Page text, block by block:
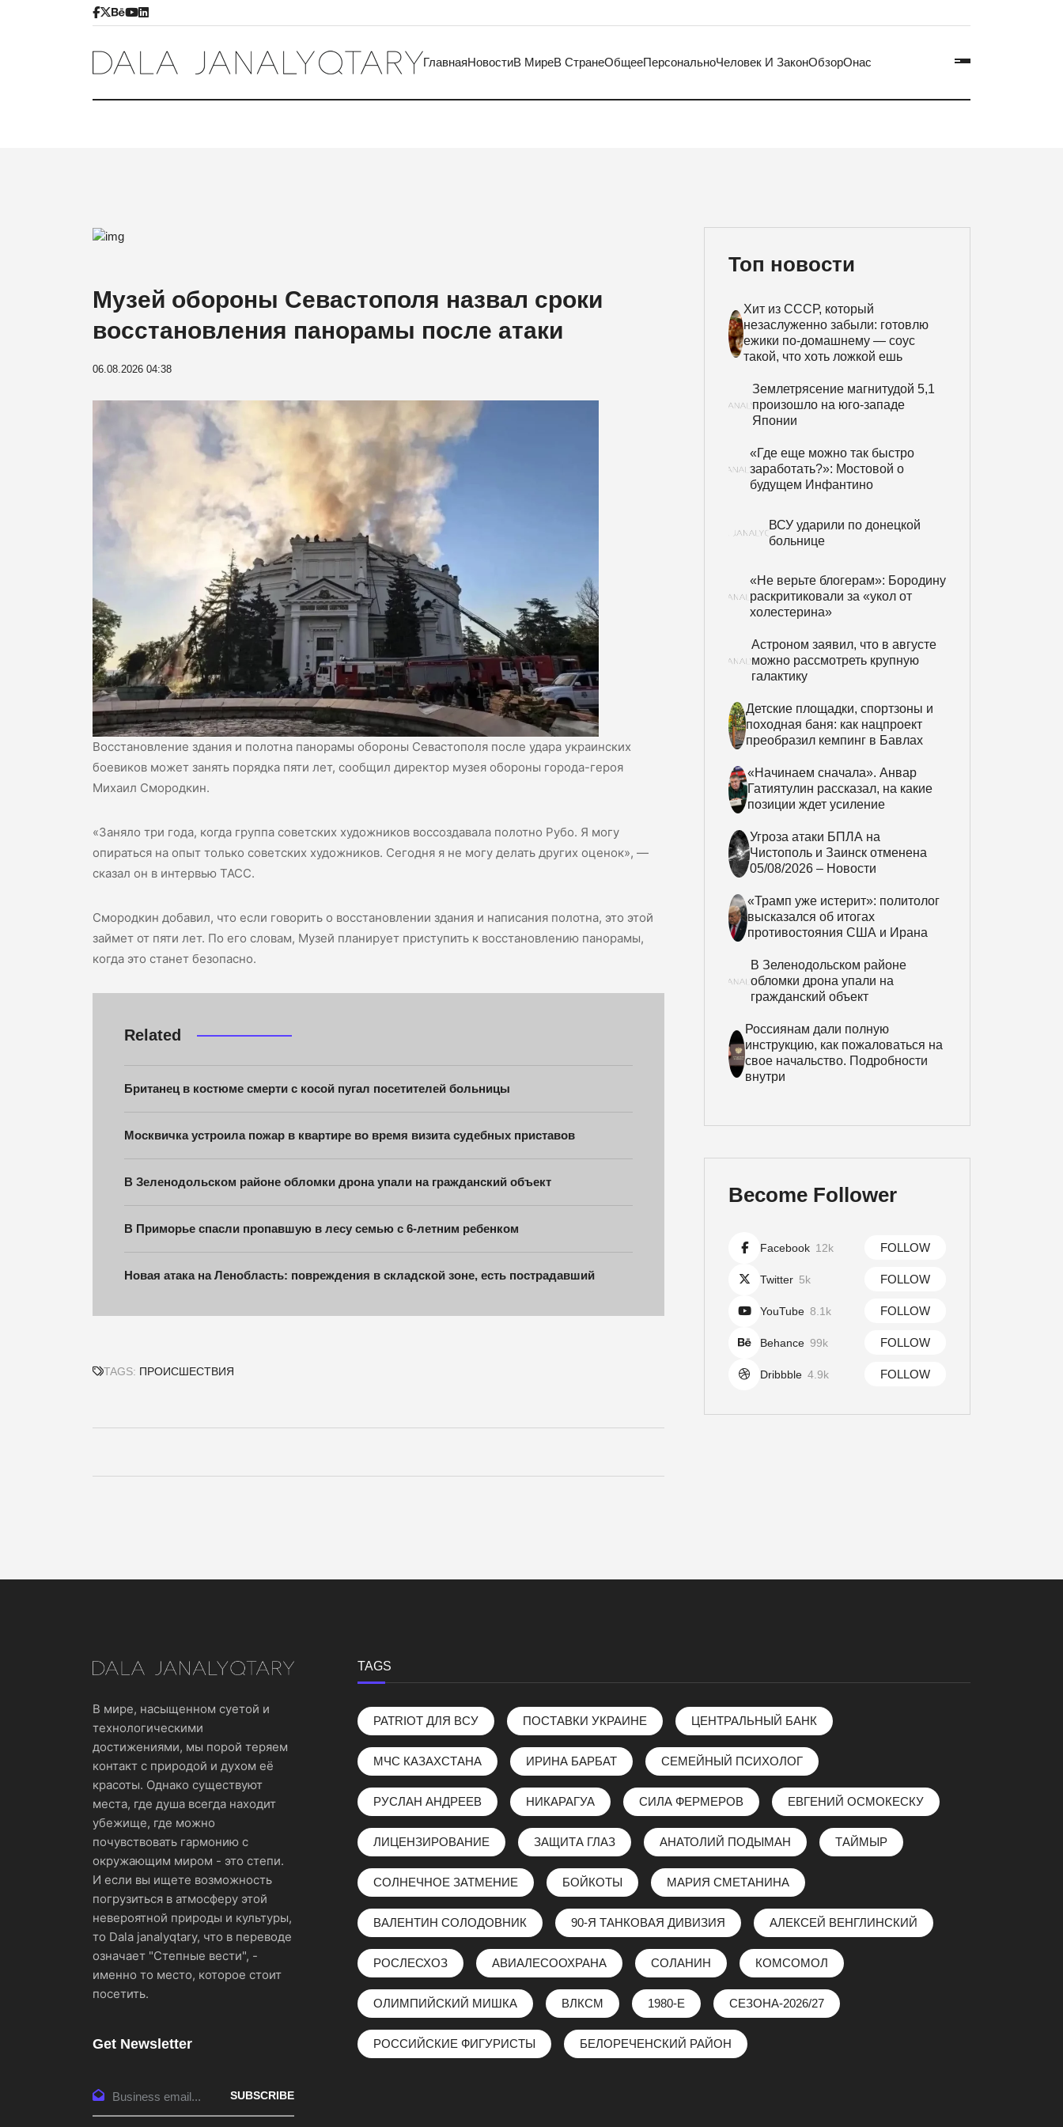
ГлавнаяНовостиВ МиреВ СтранеОбщееПерсональноЧеловек И ЗаконОбзорОнас
Музей обороны Севастополя назвал сроки
восстановления панорамы после атаки
06.08.2026 04:38
Восстановление здания и полотна панорамы обороны Севастополя после удара украинских
боевиков может занять порядка пяти лет, сообщил директор музея обороны города-героя
Михаил Смородкин.
«Заняло три года, когда группа советских художников воссоздавала полотно Рубо. Я могу
опираться на опыт только советских художников. Сегодня я не могу делать других оценок», —
сказал он в интервью ТАСС.
Смородкин добавил, что если говорить о восстановлении здания и написания полотна, это этой
займет от пяти лет. По его словам, Музей планирует приступить к восстановлению панорамы,
когда это станет безопасно.
Related
Британец в костюме смерти с косой пугал посетителей больницы
Москвичка устроила пожар в квартире во время визита судебных приставов
В Зеленодольском районе обломки дрона упали на гражданский объект
В Приморье спасли пропавшую в лесу семью с 6-летним ребенком
Новая атака на Ленобласть: повреждения в складской зоне, есть пострадавший
TAGS: ПРОИСШЕСТВИЯ
Топ новости
Хит из СССР, который
незаслуженно забыли: готовлю
ежики по-домашнему — соус
такой, что хоть ложкой ешь
Землетрясение магнитудой 5,1
произошло на юго-западе
Японии
«Где еще можно так быстро
заработать?»: Мостовой о
будущем Инфантино
ВСУ ударили по донецкой
больнице
«Не верьте блогерам»: Бородину
раскритиковали за «укол от
холестерина»
Астроном заявил, что в августе
можно рассмотреть крупную
галактику
Детские площадки, спортзоны и
походная баня: как нацпроект
преобразил кемпинг в Бавлах
«Начинаем сначала». Анвар
Гатиятулин рассказал, на какие
позиции ждет усиление
Угроза атаки БПЛА на
Чистополь и Заинск отменена
05/08/2026 – Новости
«Трамп уже истерит»: политолог
высказался об итогах
противостояния США и Ирана
В Зеленодольском районе
обломки дрона упали на
гражданский объект
Россиянам дали полную
инструкцию, как пожаловаться на
свое начальство. Подробности
внутри
Become Follower
Facebook 12k FOLLOW
Twitter 5k FOLLOW
YouTube 8.1k FOLLOW
Behance 99k FOLLOW
Dribbble 4.9k FOLLOW
В мире, насыщенном суетой и
технологическими
достижениями, мы порой теряем
контакт с природой и духом её
красоты. Однако существуют
места, где душа всегда находит
убежище, где можно
почувствовать гармонию с
окружающим миром - это степи.
И если вы ищете возможность
погрузиться в атмосферу этой
невероятной природы и культуры,
то Dala janalyqtary, что в переводе
означает "Степные вести", -
именно то место, которое стоит
посетить.
Get Newsletter
SUBSCRIBE
TAGS
PATRIOT ДЛЯ ВСУ ПОСТАВКИ УКРАИНЕ ЦЕНТРАЛЬНЫЙ БАНК
МЧС КАЗАХСТАНА ИРИНА БАРБАТ СЕМЕЙНЫЙ ПСИХОЛОГ
РУСЛАН АНДРЕЕВ НИКАРАГУА СИЛА ФЕРМЕРОВ ЕВГЕНИЙ ОСМОКЕСКУ
ЛИЦЕНЗИРОВАНИЕ ЗАЩИТА ГЛАЗ АНАТОЛИЙ ПОДЫМАН ТАЙМЫР
СОЛНЕЧНОЕ ЗАТМЕНИЕ БОЙКОТЫ МАРИЯ СМЕТАНИНА
ВАЛЕНТИН СОЛОДОВНИК 90-Я ТАНКОВАЯ ДИВИЗИЯ АЛЕКСЕЙ ВЕНГЛИНСКИЙ
РОСЛЕСХОЗ АВИАЛЕСООХРАНА СОЛАНИН КОМСОМОЛ
ОЛИМПИЙСКИЙ МИШКА ВЛКСМ 1980-Е СЕЗОНА-2026/27
РОССИЙСКИЕ ФИГУРИСТЫ БЕЛОРЕЧЕНСКИЙ РАЙОН